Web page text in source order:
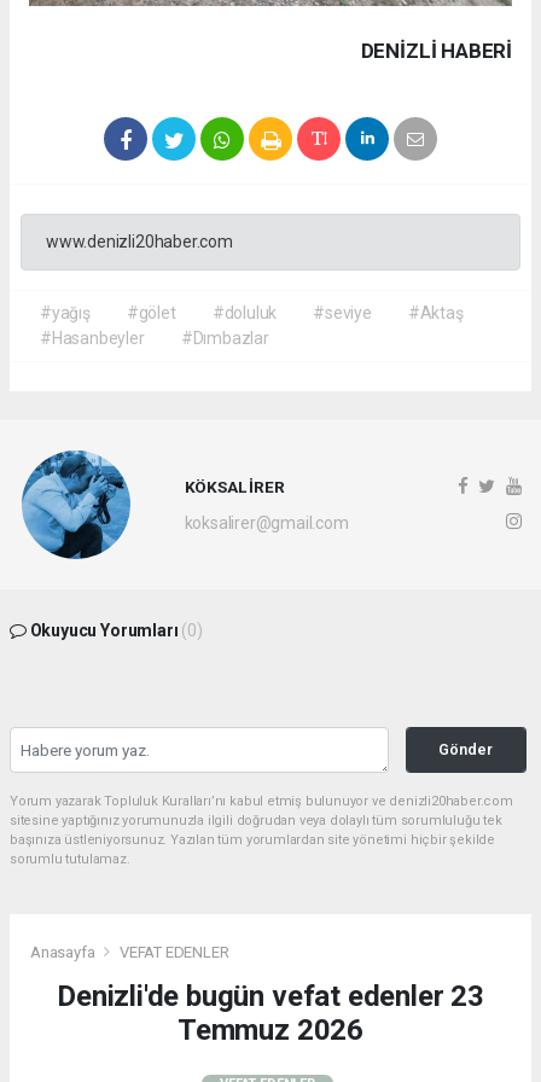
DENIZLI HABERİ
www.denizli20haber.com
#yağış #gölet #doluluk #seviye
#Aktaş
#Hasanbeyler
#Dımbazlar
KÖKSAL İRER
koksalirer@gmail.com
Okuyucu Yorumları (0)
Gönder
Yorum yazarak Topluluk Kuralları’nı kabul etmiş bulunuyor ve denizli20haber.com
sitesine yaptığınız yorumunuzla ilgili doğrudan veya dolaylı tüm sorumluluğu tek
başınıza üstleniyorsunuz. Yazılan tüm yorumlardan site yönetimi hiçbir şekilde
sorumlu tutulamaz.
Anasayfa VEFAT EDENLER
Denizli'de bugün vefat edenler 23
Temmuz 2026